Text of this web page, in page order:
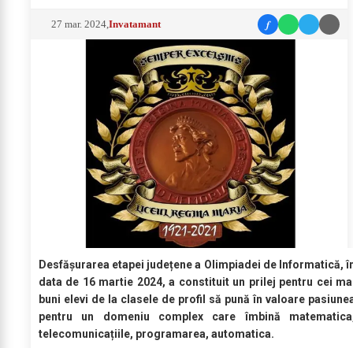
27 mar. 2024 ,Invatamant f
Desfășurarea etapei județene a Olimpiadei de Informatică,
data de 16 martie 2024, a constituit un prilej pentru cei
buni elevi de la clasele de profil să pună în valoare
pentru un domeniu complex care îmbină
telecomunicațiile, programarea, automatica.